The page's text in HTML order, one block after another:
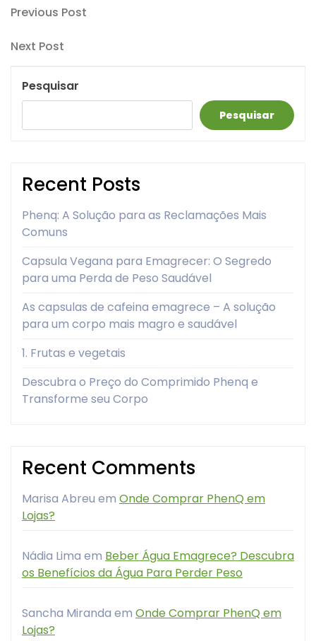
Navegação
de
artigos
Previous
Previous Post
Next
Next Post
Pesquisar
Pesquisar
Recent Posts
Phenq: A Solução para as Reclamações Mais
Comuns
Capsula Vegana para Emagrecer: O Segredo
para uma Perda de Peso Saudável
As capsulas de cafeina emagrece – A solução
para um corpo mais magro e saudável
1. Frutas e vegetais
Descubra o Preço do Comprimido Phenq e
Transforme seu Corpo
Recent Comments
Marisa Abreu em Onde Comprar PhenQ em
Lojas?
Nádia Lima em Beber Água Emagrece? Descubra
os Benefícios da Água Para Perder Peso
Sancha Miranda em Onde Comprar PhenQ em
Lojas?